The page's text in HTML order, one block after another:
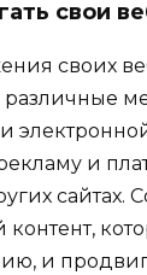
свои
своих
различные
и
сайтах.
контент,
и